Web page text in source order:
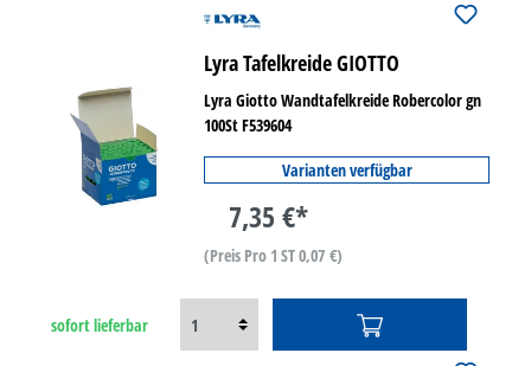
Lyra Tafelkreide GIOTTO
Lyra Giotto Wandtafelkreide Robercolor gn
100St F539604
Varianten verfügbar
7,35 €*
(Preis Pro 1 ST 0,07 €)
sofort lieferbar